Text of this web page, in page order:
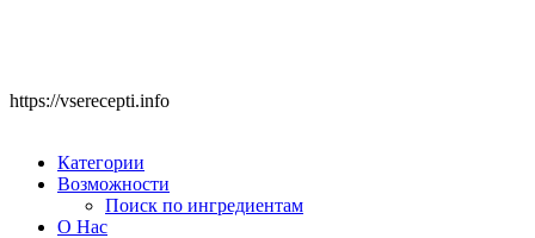
https://vserecepti.info
Категории
Возможности
Поиск по ингредиентам
О Нас